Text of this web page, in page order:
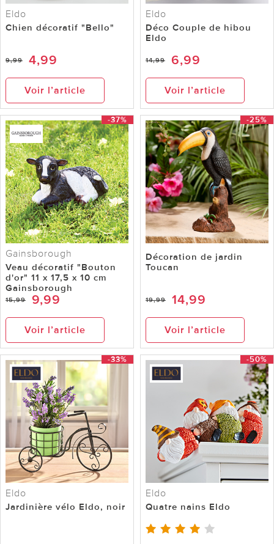
Eldo
Chien décoratif "Bello"
9,99 4,99
Voir l’article
Eldo
Déco Couple de hibou
Eldo
14,99 6,99
Voir l’article
-37%
Gainsborough
Veau décoratif "Bouton
d'or" 11 x 17,5 x 10 cm
Gainsborough
15,99 9,99
Voir l’article
-25%
Décoration de jardin
Toucan
19,99 14,99
Voir l’article
-33%
Eldo
Jardinière vélo Eldo, noir
-50%
Eldo
Quatre nains Eldo